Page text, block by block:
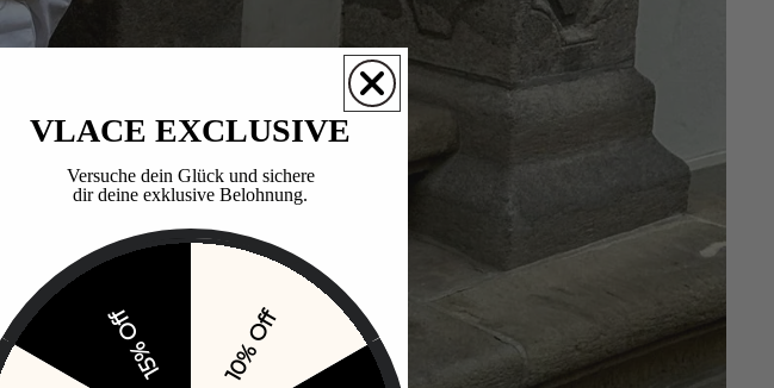
VLACE EXCLUSIVE
Versuche dein Glück und sichere
dir deine exklusive Belohnung.​
10% Off
15% Off